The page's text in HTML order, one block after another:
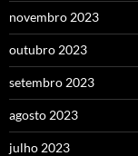
novembro 2023
outubro 2023
setembro 2023
agosto 2023
julho 2023